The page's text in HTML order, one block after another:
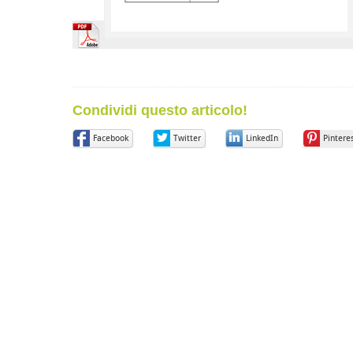
Condividi questo articolo!
Facebook Twitter LinkedIn